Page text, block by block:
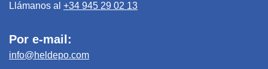
Llámanos al +34 945 29 02 13
Por e-mail:
info@heldepo.com